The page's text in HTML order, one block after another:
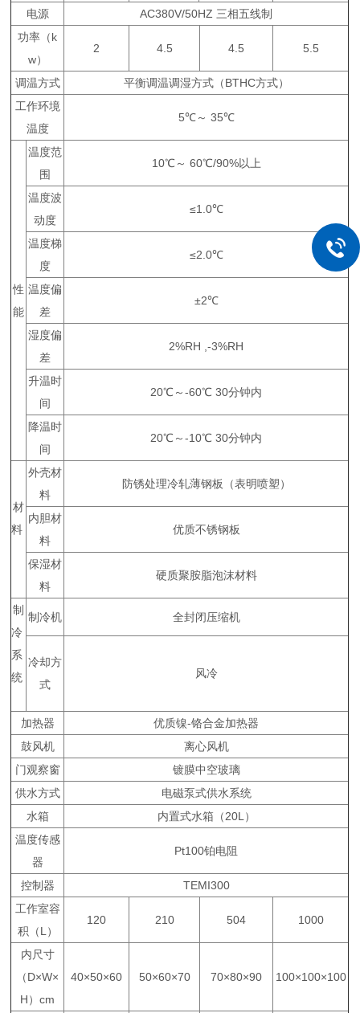
电源
AC380V/50HZ 三相五线制
功率（k
w）
2 4.5 4.5 5.5
调温方式
平衡调温调湿方式（BTHC方式）
工作环境
温度
5℃～ 35℃
性
能
温度范
围
10℃～ 60℃/90%以上
温度波
动度
≤1.0℃
温度梯
度
≤2.0℃
温度偏
差
±2℃
湿度偏
差
2%RH ,-3%RH
升温时
间
20℃～-60℃ 30分钟内
降温时
间
20℃～-10℃ 30分钟内
材
料
外壳材
料
防锈处理冷轧薄钢板（表明喷塑）
内胆材
料
优质不锈钢板
保湿材
料
硬质聚胺脂泡沫材料
制
冷
系
统
制冷机 全封闭压缩机
冷却方
式
风冷
加热器
优质镍-铬合金加热器
鼓风机
离心风机
门观察窗
镀膜中空玻璃
供水方式
电磁泵式供水系统
水箱
内置式水箱（20L）
温度传感
器
Pt100铂电阻
控制器
TEMI300
工作室容
积（L）
120 210 504 1000
内尺寸
（D×W×
H）cm
40×50×60 50×60×70 70×80×90 100×100×100